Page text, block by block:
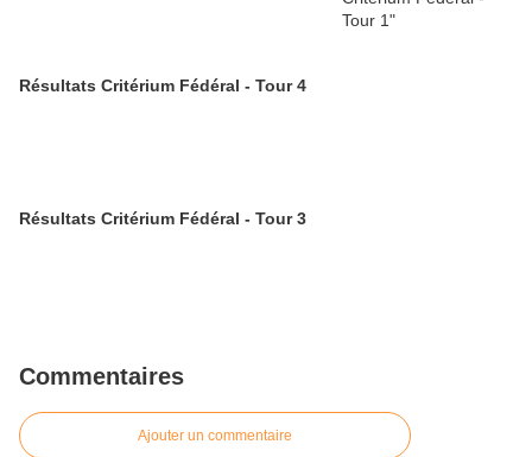
Résultats Critérium Fédéral - Tour 4
Résultats Critérium Fédéral - Tour 3
Commentaires
Ajouter un commentaire